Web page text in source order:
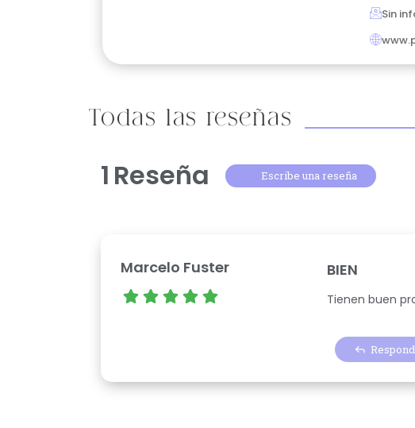
Sin
Todas las reseñas
1 Reseña Escribe una reseña
Marcelo Fuster BIEN
Tienen buen